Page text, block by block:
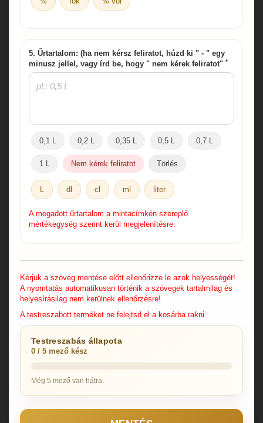
5. Űrtartalom: (ha nem kérsz feliratot, húzd ki " - " egy
minusz jellel, vagy írd be, hogy " nem kérek feliratot" *
0,1 L 0,2 L 0,35 L 0,5 L 0,7 L
1 L Nem kérek feliratot Törlés
L dl cl ml liter
A megadott űrtartalom a mintacímkén szereplő
mértékegység szerint kerül megjelenítésre.
Kérjük a szöveg mentése előtt ellenőrizze le azok helyességét!
A nyomtatás automatikusan történik a szövegek tartalmilag és
helyesírásilag nem kerülnek ellenőrzésre!
A testreszabott terméket ne felejtsd el a kosárba rakni.
Testreszabás állapota
0 / 5 mező kész
Még 5 mező van hátra.